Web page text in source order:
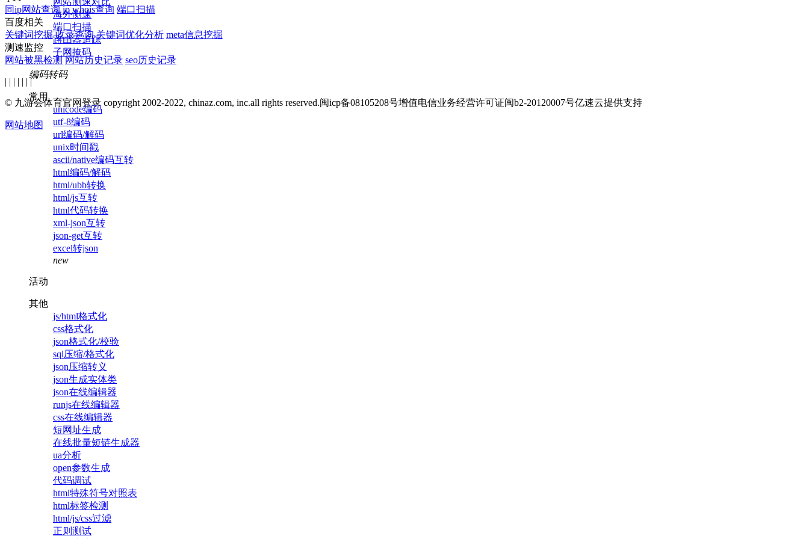
海外测速
端口扫描
路由器追踪
子网掩码
编码转码
常用
unicode编码
utf-8编码
url编码/解码
unix时间戳
ascii/native编码互转
html编码/解码
html/ubb转换
html/js互转
html代码转换
xml-json互转
json-get互转
excel转json
new
活动
其他
js/html格式化
css格式化
json格式化/校验
sql压缩/格式化
json压缩转义
json生成实体类
json在线编辑器
runjs在线编辑器
css在线编辑器
短网址生成
在线批量短链生成器
ua分析
open参数生成
代码调试
html特殊符号对照表
html标签检测
html/js/css过滤
正则测试
同ip网站查询 ip whois查询 端口扫描
百度相关
关键词挖掘 收录查询 关键词优化分析 meta信息挖掘
测速监控
网站被黑检测 网站历史记录 seo历史记录
| | | | | | |
© 九游会体育官网登录 copyright 2002-2022, chinaz.com, inc.all rights reserved.闽icp备08105208号增值电信业务经营许可证闽b2-20120007号亿速云提供支持
网站地图